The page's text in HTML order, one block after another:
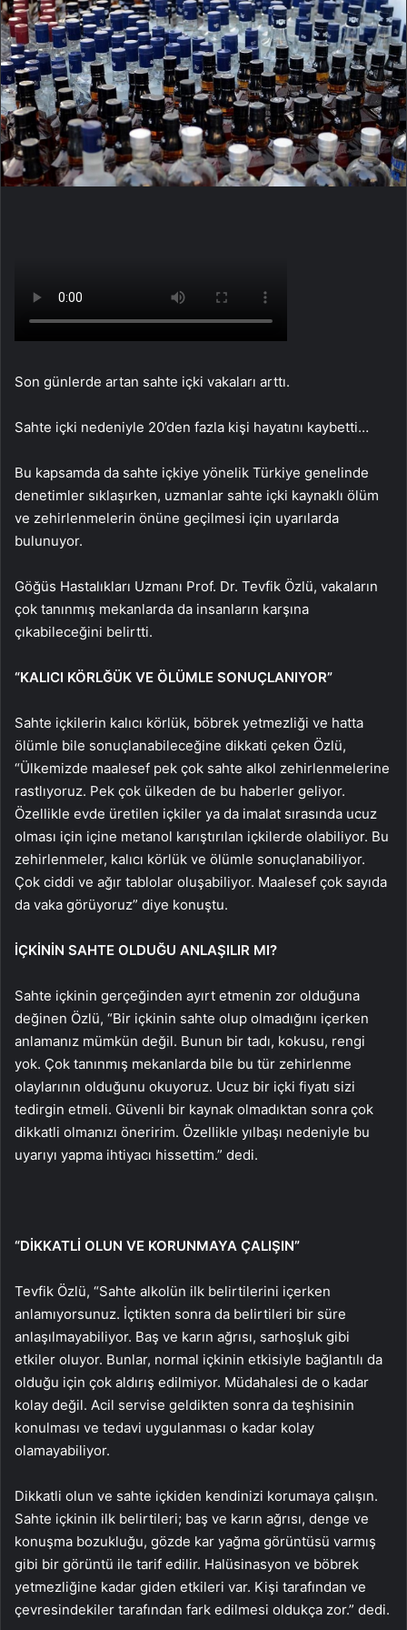
Son günlerde artan sahte içki vakaları arttı.
Sahte içki nedeniyle 20’den fazla kişi hayatını kaybetti…
Bu kapsamda da sahte içkiye yönelik Türkiye genelinde
denetimler sıklaşırken, uzmanlar sahte içki kaynaklı ölüm
ve zehirlenmelerin önüne geçilmesi için uyarılarda
bulunuyor.
Göğüs Hastalıkları Uzmanı Prof. Dr. Tevfik Özlü, vakaların
çok tanınmış mekanlarda da insanların karşına
çıkabileceğini belirtti.
“KALICI KÖRLĞÜK VE ÖLÜMLE SONUÇLANIYOR”
Sahte içkilerin kalıcı körlük, böbrek yetmezliği ve hatta
ölümle bile sonuçlanabileceğine dikkati çeken Özlü,
“Ülkemizde maalesef pek çok sahte alkol zehirlenmelerine
rastlıyoruz. Pek çok ülkeden de bu haberler geliyor.
Özellikle evde üretilen içkiler ya da imalat sırasında ucuz
olması için içine metanol karıştırılan içkilerde olabiliyor. Bu
zehirlenmeler, kalıcı körlük ve ölümle sonuçlanabiliyor.
Çok ciddi ve ağır tablolar oluşabiliyor. Maalesef çok sayıda
da vaka görüyoruz” diye konuştu.
İÇKİNİN SAHTE OLDUĞU ANLAŞILIR MI?
Sahte içkinin gerçeğinden ayırt etmenin zor olduğuna
değinen Özlü, “Bir içkinin sahte olup olmadığını içerken
anlamanız mümkün değil. Bunun bir tadı, kokusu, rengi
yok. Çok tanınmış mekanlarda bile bu tür zehirlenme
olaylarının olduğunu okuyoruz. Ucuz bir içki fiyatı sizi
tedirgin etmeli. Güvenli bir kaynak olmadıktan sonra çok
dikkatli olmanızı öneririm. Özellikle yılbaşı nedeniyle bu
uyarıyı yapma ihtiyacı hissettim.” dedi.
“DİKKATLİ OLUN VE KORUNMAYA ÇALIŞIN”
Tevfik Özlü, “Sahte alkolün ilk belirtilerini içerken
anlamıyorsunuz. İçtikten sonra da belirtileri bir süre
anlaşılmayabiliyor. Baş ve karın ağrısı, sarhoşluk gibi
etkiler oluyor. Bunlar, normal içkinin etkisiyle bağlantılı da
olduğu için çok aldırış edilmiyor. Müdahalesi de o kadar
kolay değil. Acil servise geldikten sonra da teşhisinin
konulması ve tedavi uygulanması o kadar kolay
olamayabiliyor.
Dikkatli olun ve sahte içkiden kendinizi korumaya çalışın.
Sahte içkinin ilk belirtileri; baş ve karın ağrısı, denge ve
konuşma bozukluğu, gözde kar yağma görüntüsü varmış
gibi bir görüntü ile tarif edilir. Halüsinasyon ve böbrek
yetmezliğine kadar giden etkileri var. Kişi tarafından ve
çevresindekiler tarafından fark edilmesi oldukça zor.” dedi.